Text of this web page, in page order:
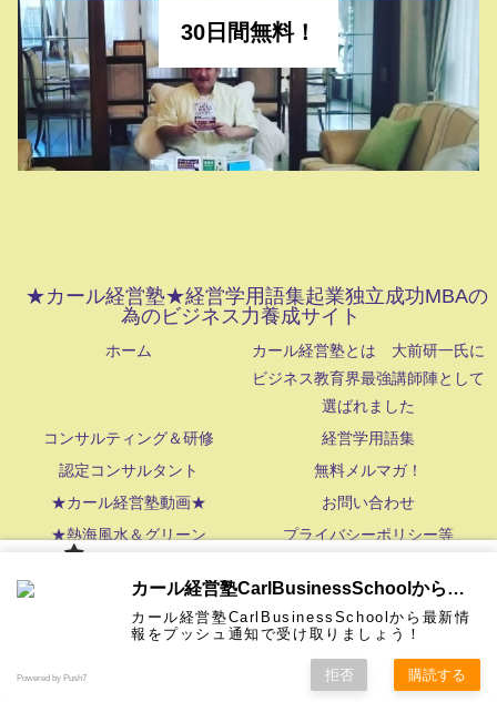
30日間無料！
★カール経営塾★経営学用語集起業独立成功MBAの
為のビジネス力養成サイト
ホーム
カール経営塾とは 大前研一氏に
ビジネス教育界最強講師陣として
選ばれました
コンサルティング＆研修
経営学用語集
認定コンサルタント
無料メルマガ！
★カール経営塾動画★
お問い合わせ
★熱海風水＆グリーン
プライバシーポリシー等
ばれまし
コンサル
ティング
経営学用
語集
認定コン
サルタン
無料メル
マガ！
★カール
経営塾動
お問い合
わせ
★熱海風
水＆グリ
プライバ
カール経営塾CarlBusinessSchoolから通知を受け取る
カール経営塾CarlBusinessSchoolから最新情
報をプッシュ通知で受け取りましょう！
Powered by Push7 拒否 購読する